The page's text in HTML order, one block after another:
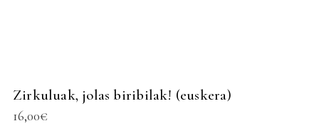
Zirkuluak, jolas biribilak! (euskera)
16,00€